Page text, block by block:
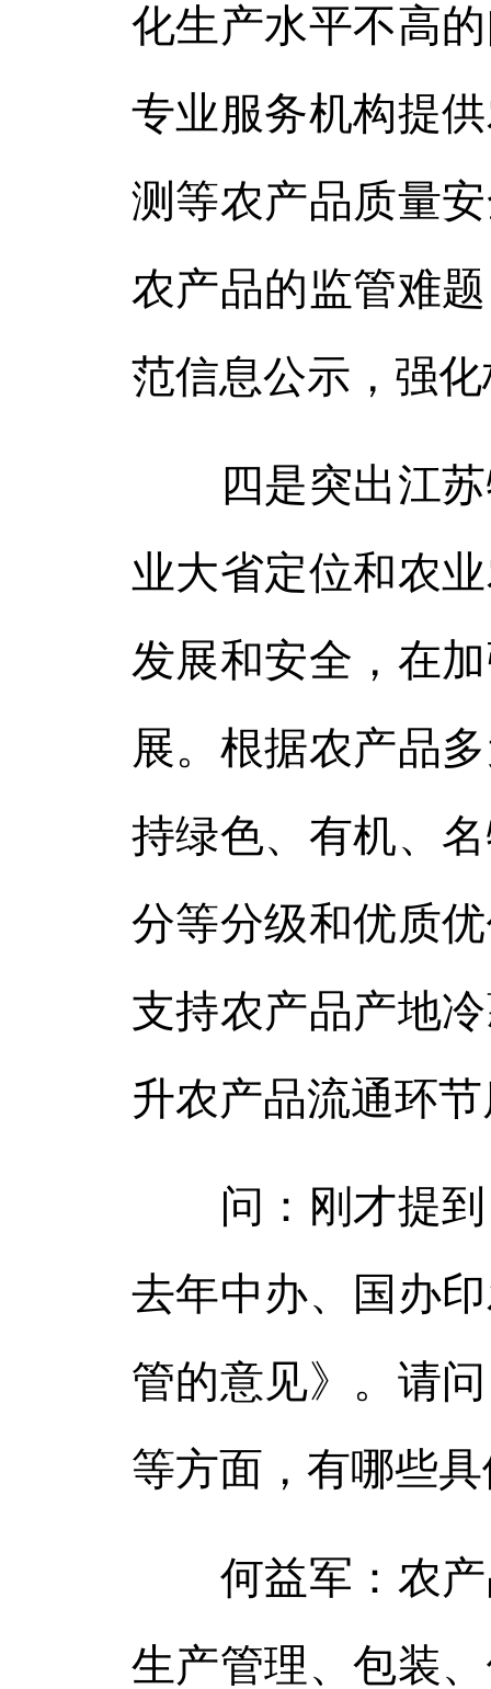
化生产水平不高
专业服务机构提
测等农产品质量
农产品的监管难
范信息公示，强
四是突出江苏
业大省定位和农
发展和安全，在
展。根据农产品
持绿色、有机、
分等分级和优质
支持农产品产地
升农产品流通环
问：刚才提到
去年中办、国办
管的意见》。请
等方面，有哪些
何益军：农产
生产管理、包装